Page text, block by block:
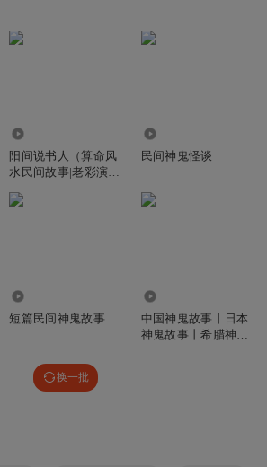
阳间说书人（算命风
水民间故事|老彩演
局行刑拷鬼丨VIP免
民间神鬼怪谈
短篇民间神鬼故事
中国神鬼故事丨日本
神鬼故事丨希腊神鬼
换一批